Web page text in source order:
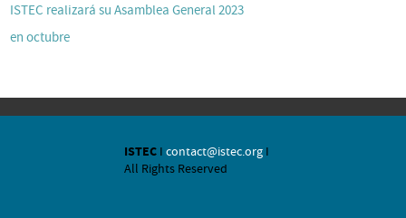
ISTEC realizará su Asamblea General 2023
en octubre
ISTECI contact@istec.orgI
All Rights Reserved